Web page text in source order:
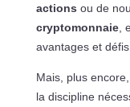
actions ou de
cryptomonnaie,
avantages et défis.
Mais, plus
la discipline